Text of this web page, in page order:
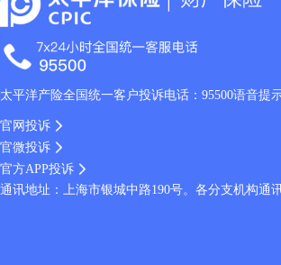
太平洋产险全国统一客户投诉电话：95500语音提
官网投诉
官微投诉
官方APP投诉
通讯地址：上海市银城中路190号。各分支机构通